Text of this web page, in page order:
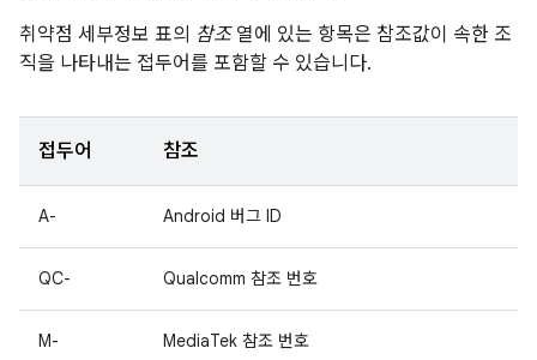
취약점 세부정보 표의 참조열에 있는 항목은 참조값이 속한 조
직을 나타내는 접두어를 포함할 수 있습니다.
접두어 참조
A- Android 버그 ID
QC- Qualcomm 참조 번호
M- MediaTek 참조 번호